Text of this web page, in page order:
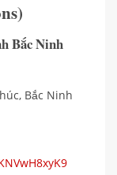
Bắc Ninh
Bắc Ninh